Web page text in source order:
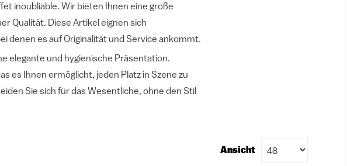
inoubliable. Wir bieten Ihnen eine große
Qualität. Diese Artikel eignen sich
denen es auf Originalität und Service ankommt.
elegante und hygienische Präsentation.
es Ihnen ermöglicht, jeden Platz in Szene zu
Sie sich für das Wesentliche, ohne den Stil
Ansicht